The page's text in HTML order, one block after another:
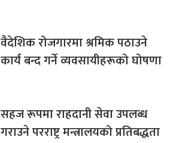
वैदेशिक रोजगारमा श्रमिक पठाउने
कार्य बन्द गर्ने व्यवसायीहरूको घोषणा
सहज रूपमा राहदानी सेवा उपलब्ध
गराउने परराष्ट्र मन्त्रालयको प्रतिबद्धता